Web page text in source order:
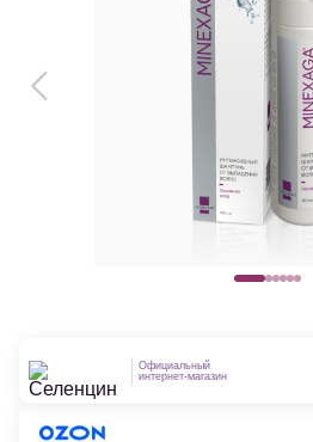
Официальный
интернет-магазин